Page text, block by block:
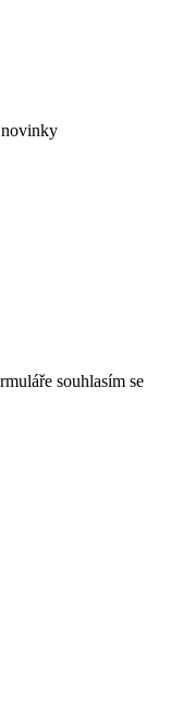
novinky
souhlasím se